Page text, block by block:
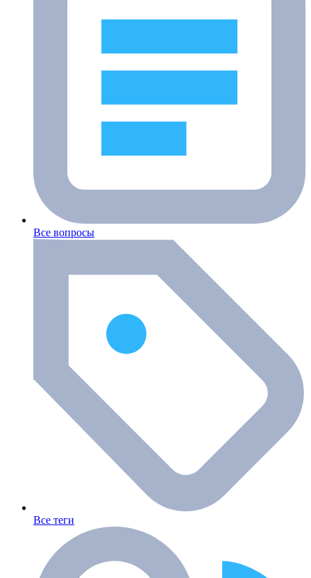
Все вопросы
Все теги